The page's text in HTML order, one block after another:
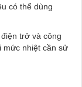
có thể dùng
trở và công
nhiệt cần sử